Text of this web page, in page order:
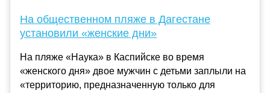
На общественном пляже в Дагестане
установили «женские дни»
На пляже «Наука» в Каспийске во время
«женского дня» двое мужчин с детьми заплыли на
«территорию, предназначенную только для